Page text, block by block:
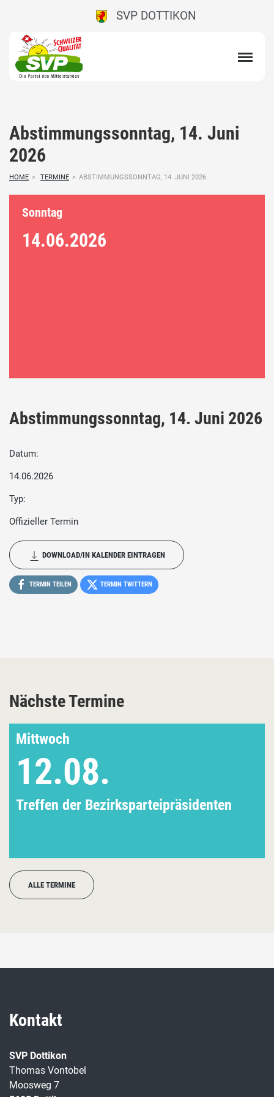
SVP DOTTIKON
Abstimmungssonntag, 14. Juni
2026
HOME > TERMINE > ABSTIMMUNGSSONNTAG, 14. JUNI 2026
Sonntag
14.06.2026
Abstimmungssonntag, 14. Juni 2026
Datum:
14.06.2026
Typ:
Offizieller Termin
DOWNLOAD/IN KALENDER EINTRAGEN
TERMIN TEILEN TERMIN TWITTERN
Nächste Termine
Mittwoch
12.08.
Treffen der Bezirksparteipräsidenten
ALLE TERMINE
Kontakt
SVP Dottikon
Thomas Vontobel
Moosweg 7